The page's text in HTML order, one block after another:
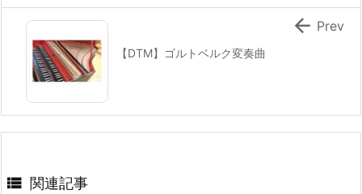
【DTM】ゴルトベルク変奏曲
 Prev
 関連記事